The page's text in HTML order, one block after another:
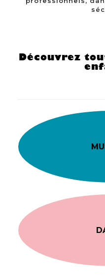
Découvrez